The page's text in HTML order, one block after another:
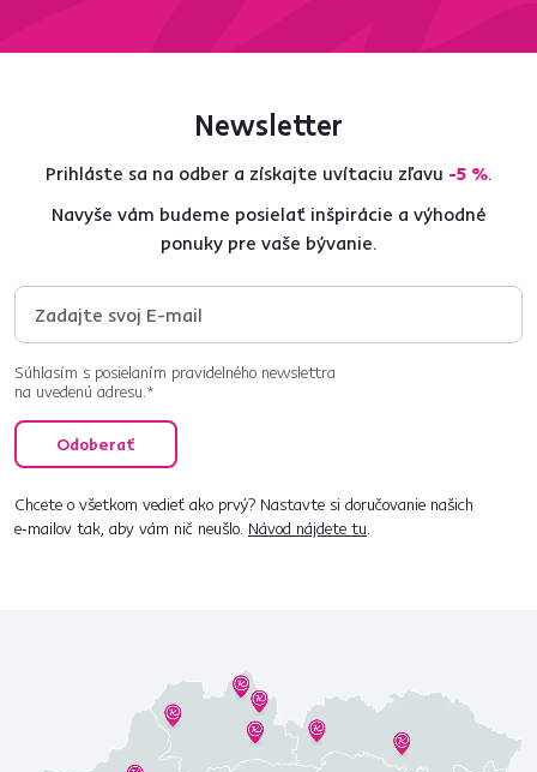
Newsletter
Prihláste sa na odber a získajte uvítaciu zľavu -5 %.
Navyše vám budeme posielať inšpirácie a výhodné
ponuky pre vaše bývanie.
Súhlasím s posielaním pravidelného newslettra
na uvedenú adresu.*
Odoberať
Chcete o všetkom vedieť ako prvý? Nastavte si doručovanie našich
e‑mailov tak, aby vám nič neušlo. Návod nájdete tu.